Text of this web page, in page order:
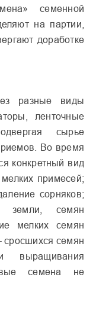
семенной
на партии,
доработке
разные виды
ленточные
сырье
Во время
конкретный вид
примесей;
сорняков;
земли, семян
мелких семян
сросшихся семян
выращивания
семена не